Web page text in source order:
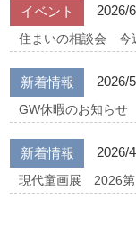
イベント 2026/
住まいの相談会 今
新着情報 2026/
GW休暇のお知らせ
新着情報 2026/
現代童画展 2026